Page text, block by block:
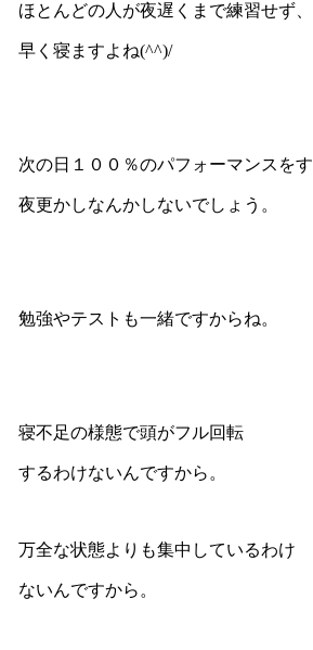
ほとんどの人が夜遅くまで練習せず、
早く寝ますよね(^^)/
次の日１００％のパフォーマンスを
夜更かしなんかしないでしょう。
勉強やテストも一緒ですからね。
寝不足の様態で頭がフル回転
するわけないんですから。
万全な状態よりも集中しているわけ
ないんですから。